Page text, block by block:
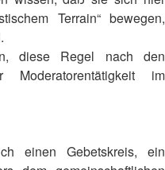
Terrain“ bewegen,
diese Regel nach den
Moderatorentätigkeit im
einen Gebetskreis, ein